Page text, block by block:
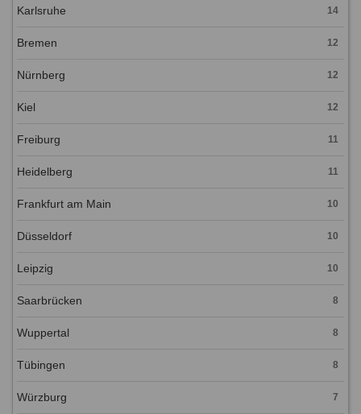
Karlsruhe 14
Bremen 12
Nürnberg 12
Kiel 12
Freiburg 11
Heidelberg 11
Frankfurt am Main 10
Düsseldorf 10
Leipzig 10
Saarbrücken 8
Wuppertal 8
Tübingen 8
Würzburg 7